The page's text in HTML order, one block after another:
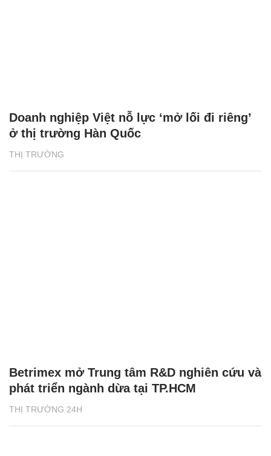
THỊ TRƯỜNG
Doanh nghiệp Việt nỗ lực ‘mở lối đi riêng’
ở thị trường Hàn Quốc
THỊ TRƯỜNG 24H
Betrimex mở Trung tâm R&D nghiên cứu và
phát triển ngành dừa tại TP.HCM